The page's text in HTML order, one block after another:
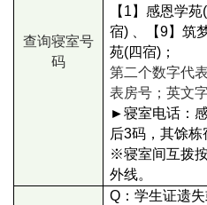
查询寝室号
码
【1】感恩学
宿) 、【9】筑
苑(四宿)；
第二个数字代
表房号；英文
►寝室电话：
后3码，其馀栋
※寝室间互拨
外线。
Q：学生证遗